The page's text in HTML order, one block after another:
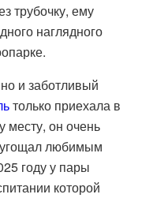
трубочку, ему
наглядного
и заботливый
только приехала в
месту, он очень
угощал любимым
году у пары
которой